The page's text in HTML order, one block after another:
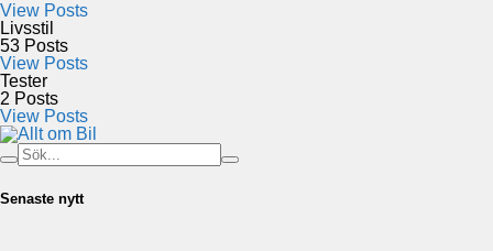
View Posts
Livsstil
53 Posts
View Posts
Tester
2 Posts
View Posts
Senaste nytt